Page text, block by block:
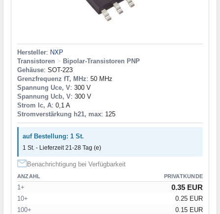
Hersteller: NXP
Transistoren > Bipolar-Transistoren PNP
Gehäuse: SOT-223
Grenzfrequenz fT, MHz: 50 MHz
Spannung Uce, V: 300 V
Spannung Ucb, V: 300 V
Strom Ic, A: 0,1 A
Stromverstärkung h21, max: 125
auf Bestellung: 1 St.
1 St. - Lieferzeit 21-28 Tag (e)
Benachrichtigung bei Verfügbarkeit
ANZAHL PRIVATKUNDE
1+ 0.35 EUR
10+
0.25 EUR
100+
0.15 EUR